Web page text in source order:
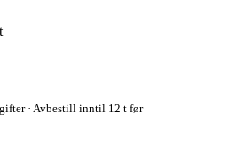
· Avbestill inntil 12 t før